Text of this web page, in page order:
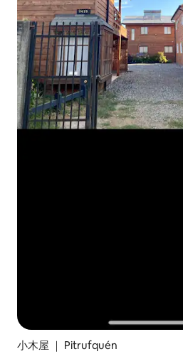
小木屋 ｜ Pitrufquén